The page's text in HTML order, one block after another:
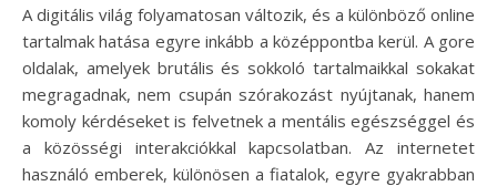
A digitális világ folyamatosan változik, és a különböző online
tartalmak hatása egyre inkább a középpontba kerül. A gore
oldalak, amelyek brutális és sokkoló tartalmaikkal sokakat
megragadnak, nem csupán szórakozást nyújtanak, hanem
komoly kérdéseket is felvetnek a mentális egészséggel és
a közösségi interakciókkal kapcsolatban. Az internetet
használó emberek, különösen a fiatalok, egyre gyakrabban